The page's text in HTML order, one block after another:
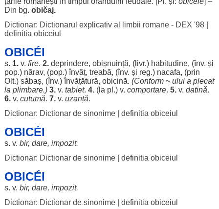
Din bg. običaj.
Dictionar: Dictionarul explicativ al limbii romane - DEX '98|
definitia obiceiul
OBICÉI
s. 1.v. fire. 2. deprindere, obișnuință, (livr.) habitudine, (înv. și
pop.) nărav, (pop.)învăț, treabă, (înv. și reg.) nacafa, (prin
Olt.) săbaș, (înv.)învățătură, obicină. (Conform~ uluia plecat
la plimbare.) 3.v. tabiet. 4.(la pl.) v. comportare. 5.v. datină.
6.v. cutumă. 7.v. uzanță.
Dictionar: Dictionar de sinonime| definitia obiceiul
OBICÉI
s. v. bir, dare, impozit.
Dictionar: Dictionar de sinonime| definitia obiceiul
OBICÉI
s. v. bir, dare, impozit.
Dictionar: Dictionar de sinonime| definitia obiceiul